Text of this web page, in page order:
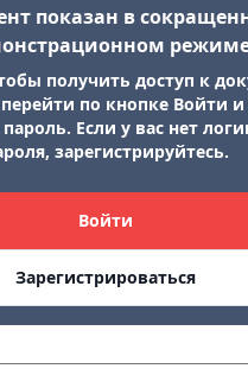
показан в
получить доступ к
по кнопке Войти и
Если у вас нет
зарегистрируйтесь.
Войти
Зарегистрироваться